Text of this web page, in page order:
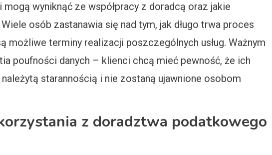
wyniknąć ze współpracy z doradcą oraz jakie
osób zastanawia się nad tym, jak długo trwa proces
możliwe terminy realizacji poszczególnych usług. Ważnym
poufności danych – klienci chcą mieć pewność, że ich
starannością i nie zostaną ujawnione osobom
z doradztwa podatkowego